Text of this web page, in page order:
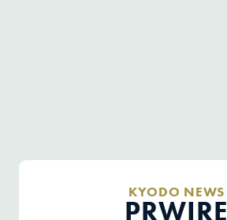
KYODO NEWS
PRWIRE